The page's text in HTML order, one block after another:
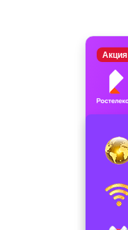
Акция